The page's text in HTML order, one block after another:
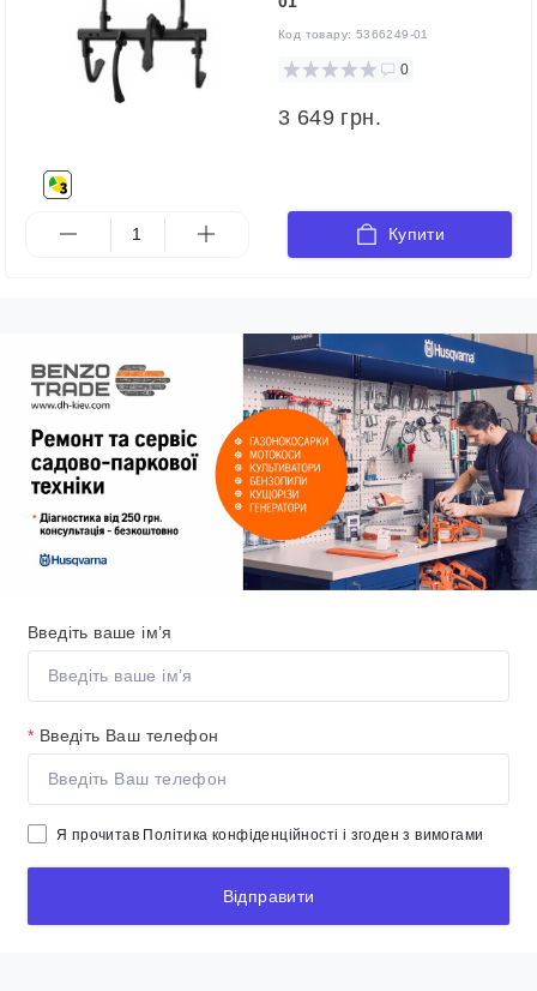
Код товару: 5366249-01
0
3 649 грн.
Купити
Введіть ваше ім’я
* Введіть Ваш телефон
Я прочитав Політика конфіденційності і згоден з вимогами
Відправити